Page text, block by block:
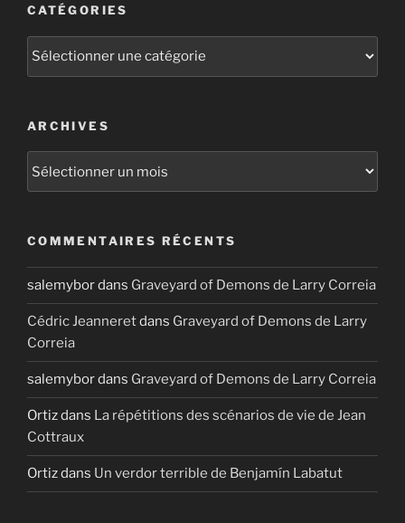
CATÉGORIES
Catégories
ARCHIVES
COMMENTAIRES RÉCENTS
salemybordans Graveyard of Demons de Larry Correia
Cédric Jeanneretdans Graveyard of Demons de Larry
Correia
salemybordans Graveyard of Demons de Larry Correia
Ortizdans La répétitions des scénarios de vie de Jean
Cottraux
Ortizdans Un verdor terrible de Benjamín Labatut